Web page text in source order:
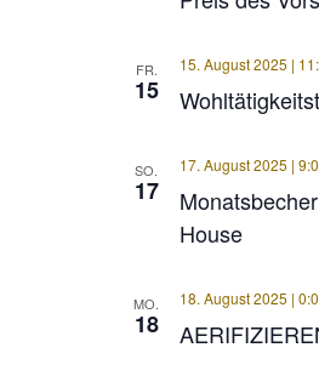
FR.
15
15. August 2025 |
SO.
17
House
17. August 2025 |
MO.
18
18. August 2025 |